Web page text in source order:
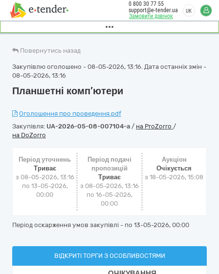
Замовити дзвінок
0 800 30 77 55
support@e-tender.ua
UK
Повернутись назад
Закупівлю оголошено - 08-05-2026, 13:16. Дата останніх змін -
08-05-2026, 13:16
Планшетні комп’ютери
Оголошення про проведення.pdf
Закупівля: UA-2026-05-08-007104-a / на ProZorro /
на DoZorro
Період уточнень
Триває
з 08-05-2026, 13:16
по 13-05-2026,
00:00
Період подачі
пропозицій
Триває
з 08-05-2026, 13:16
по 16-05-2026,
00:00
Аукціон
Очікується
з18-05-2026, 15:08
Період оскарження умов закупівлі - по 13-05-2026, 00:00
ВІДКРИТІ ТОРГИ З ОСОБЛИВОСТЯМИ